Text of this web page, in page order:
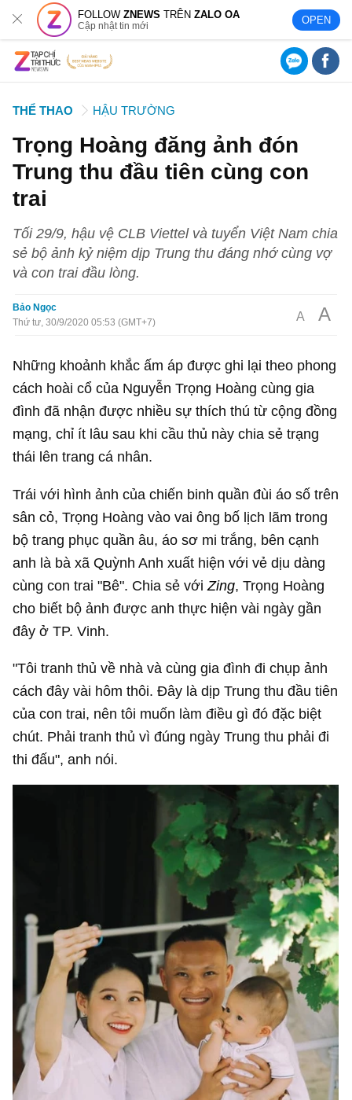
FOLLOWZNEWS TRÊNZALO OA
Cập nhật tin mới OPEN
THỂ THAO HẬU TRƯỜNG
Trọng Hoàng đăng ảnh đón
Trung thu đầu tiên cùng con
trai
Tối 29/9, hậu vệ CLB Viettel và tuyển Việt Nam chia
sẻ bộ ảnh kỷ niệm dịp Trung thu đáng nhớ cùng vợ
và con trai đầu lòng.
Bảo Ngọc
Thứ tư, 30/9/2020 05:53 (GMT+7)
A A
Những khoảnh khắc ấm áp được ghi lại theo phong
cách hoài cổ của Nguyễn Trọng Hoàng cùng gia
đình đã nhận được nhiều sự thích thú từ cộng đồng
mạng, chỉ ít lâu sau khi cầu thủ này chia sẻ trạng
thái lên trang cá nhân.
Trái với hình ảnh của chiến binh quần đùi áo số trên
sân cỏ, Trọng Hoàng vào vai ông bố lịch lãm trong
bộ trang phục quần âu, áo sơ mi trắng, bên cạnh
anh là bà xã Quỳnh Anh xuất hiện với vẻ dịu dàng
cùng con trai "Bê". Chia sẻ vớiZing, Trọng Hoàng
cho biết bộ ảnh được anh thực hiện vài ngày gần
đây ở TP. Vinh.
"Tôi tranh thủ về nhà và cùng gia đình đi chụp ảnh
cách đây vài hôm thôi. Đây là dịp Trung thu đầu tiên
của con trai, nên tôi muốn làm điều gì đó đặc biệt
chút. Phải tranh thủ vì đúng ngày Trung thu phải đi
thi đấu", anh nói.